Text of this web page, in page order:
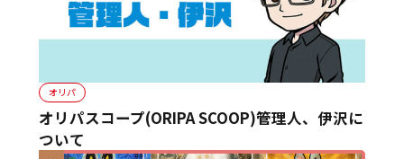
オリパ
オリパスコープ(ORIPA SCOOP)管理人、伊沢に
ついて